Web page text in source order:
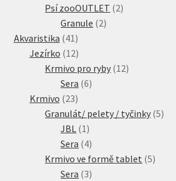
produkty
Psí zooOUTLET 22
Granule 22
Akvaristika 41 41
produktů
Jezírko 1212
produktů
Krmivo pro ryby 1212
Sera 66
Krmivo 2323
produktů
Granulát/ pelety / tyčinky 55
JBL 1 1
produkt
Sera 44
produkty
Krmivo ve formě tablet 55
Sera 33